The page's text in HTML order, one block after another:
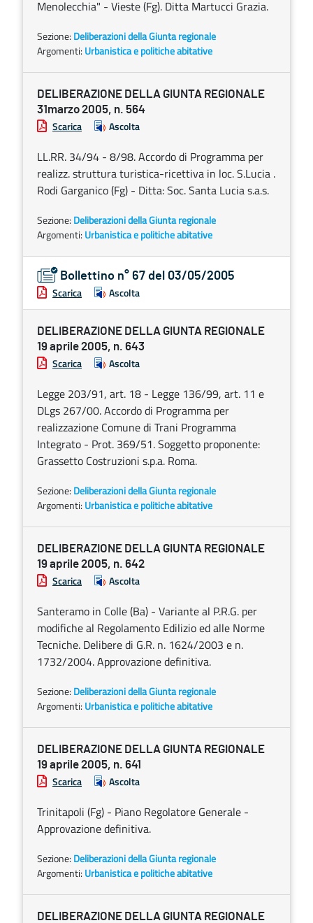
Menolecchia" - Vieste (Fg). Ditta Martucci Grazia.
Sezione: Deliberazioni della Giunta regionale
Argomenti: Urbanistica e politiche abitative
DELIBERAZIONE DELLA GIUNTA REGIONALE
31marzo 2005, n. 564
Scarica Ascolta
LL.RR. 34/94 - 8/98. Accordo di Programma per
realizz. struttura turistica-ricettiva in loc. S.Lucia .
Rodi Garganico (Fg) - Ditta: Soc. Santa Lucia s.a.s.
Sezione: Deliberazioni della Giunta regionale
Argomenti: Urbanistica e politiche abitative
Bollettino n° 67 del 03/05/2005
Scarica Ascolta
DELIBERAZIONE DELLA GIUNTA REGIONALE
19 aprile 2005, n. 643
Scarica Ascolta
Legge 203/91, art. 18 - Legge 136/99, art. 11 e
DLgs 267/00. Accordo di Programma per
realizzazione Comune di Trani Programma
Integrato - Prot. 369/51. Soggetto proponente:
Grassetto Costruzioni s.p.a. Roma.
Sezione: Deliberazioni della Giunta regionale
Argomenti: Urbanistica e politiche abitative
DELIBERAZIONE DELLA GIUNTA REGIONALE
19 aprile 2005, n. 642
Scarica Ascolta
Santeramo in Colle (Ba) - Variante al P.R.G. per
modifiche al Regolamento Edilizio ed alle Norme
Tecniche. Delibere di G.R. n. 1624/2003 e n.
1732/2004. Approvazione definitiva.
Sezione: Deliberazioni della Giunta regionale
Argomenti: Urbanistica e politiche abitative
DELIBERAZIONE DELLA GIUNTA REGIONALE
19 aprile 2005, n. 641
Scarica Ascolta
Trinitapoli (Fg) - Piano Regolatore Generale -
Approvazione definitiva.
Sezione: Deliberazioni della Giunta regionale
Argomenti: Urbanistica e politiche abitative
DELIBERAZIONE DELLA GIUNTA REGIONALE